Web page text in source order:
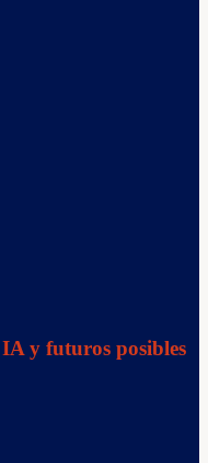
y futuros posibles